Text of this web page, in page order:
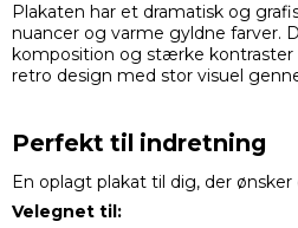
Plakaten har et dramatisk og
nuancer og varme gyldne farver.
komposition og stærke
retro design med stor visuel
Perfekt til indretning
En oplagt plakat til dig, der
Velegnet til: